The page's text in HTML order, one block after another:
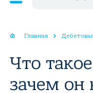
Главная
Что
зачем он